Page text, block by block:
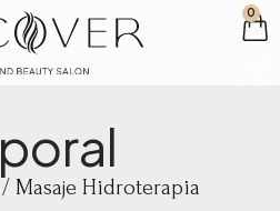
0
/ Masaje Hidroterapia